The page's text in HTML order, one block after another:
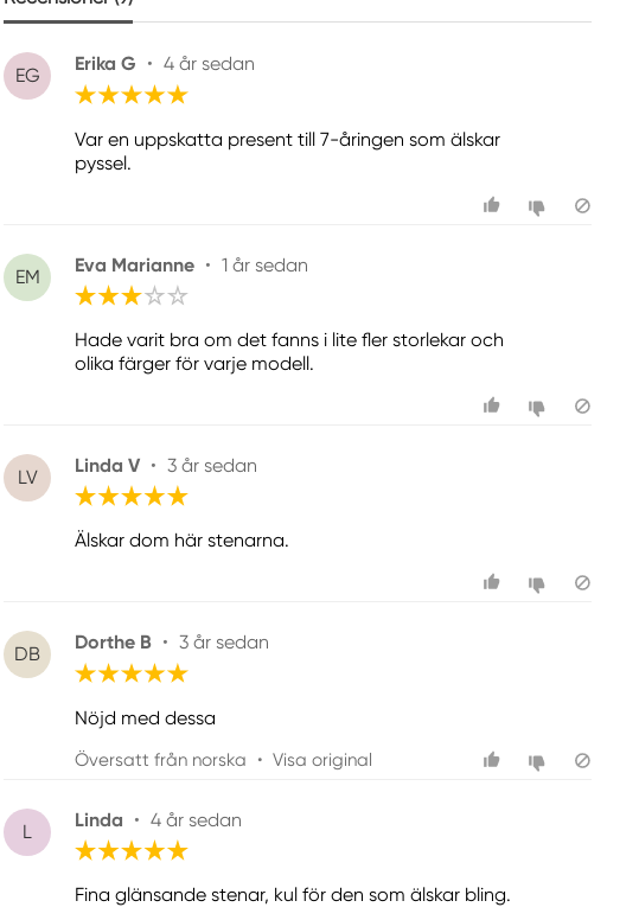
EG
Erika G • 4 år sedan
Var en uppskatta present till 7-åringen som älskar
pyssel.
EM
Eva Marianne • 1 år sedan
Hade varit bra om det fanns i lite fler storlekar och
olika färger för varje modell.
LV
Linda V • 3 år sedan
Älskar dom här stenarna.
DB
Dorthe B • 3 år sedan
Nöjd med dessa
Översatt från norska • Visa original
L
Linda • 4 år sedan
Fina glänsande stenar, kul för den som älskar bling.